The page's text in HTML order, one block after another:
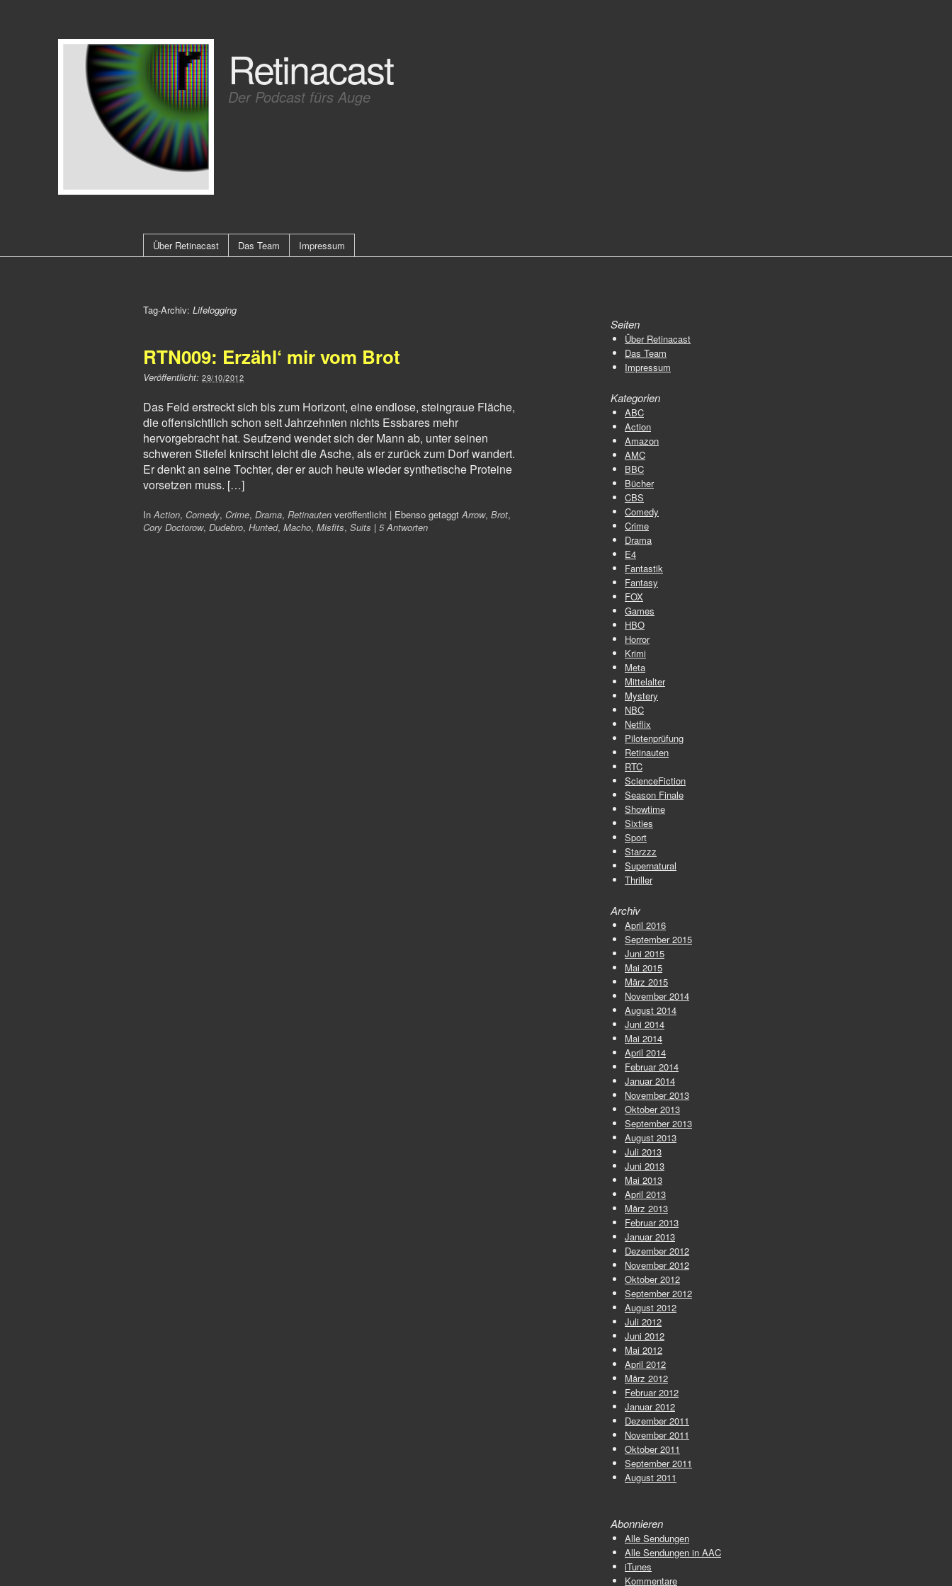
Retinacast
Der Podcast fürs Auge
Über Retinacast Das Team Impressum
Tag-Archiv: Lifelogging
RTN009: Erzähl‘ mir vom Brot
Veröffentlicht: 29/10/2012
Das Feld erstreckt sich bis zum Horizont, eine endlose, steingraue Fläche,
die offensichtlich schon seit Jahrzehnten nichts Essbares mehr
hervorgebracht hat. Seufzend wendet sich der Mann ab, unter seinen
schweren Stiefel knirscht leicht die Asche, als er zurück zum Dorf wandert.
Er denkt an seine Tochter, der er auch heute wieder synthetische Proteine
vorsetzen muss. […]
InAction, Comedy, Crime, Drama, Retinauten veröffentlicht | Ebenso getaggtArrow, Brot,
Cory Doctorow, Dudebro, Hunted, Macho, Misfits, Suits | 5 Antworten
Seiten
Über Retinacast
Das Team
Impressum
Kategorien
ABC
Action
Amazon
AMC
BBC
Bücher
CBS
Comedy
Crime
Drama
E4
Fantastik
Fantasy
FOX
Games
HBO
Horror
Krimi
Meta
Mittelalter
Mystery
NBC
Netflix
Pilotenprüfung
Retinauten
RTC
ScienceFiction
Season Finale
Showtime
Sixties
Sport
Starzzz
Supernatural
Thriller
Archiv
April 2016
September 2015
Juni 2015
Mai 2015
März 2015
November 2014
August 2014
Juni 2014
Mai 2014
April 2014
Februar 2014
Januar 2014
November 2013
Oktober 2013
September 2013
August 2013
Juli 2013
Juni 2013
Mai 2013
April 2013
März 2013
Februar 2013
Januar 2013
Dezember 2012
November 2012
Oktober 2012
September 2012
August 2012
Juli 2012
Juni 2012
Mai 2012
April 2012
März 2012
Februar 2012
Januar 2012
Dezember 2011
November 2011
Oktober 2011
September 2011
August 2011
Abonnieren
Alle Sendungen
Alle Sendungen in AAC
iTunes
Kommentare